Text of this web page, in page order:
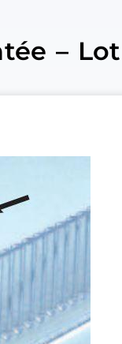
–